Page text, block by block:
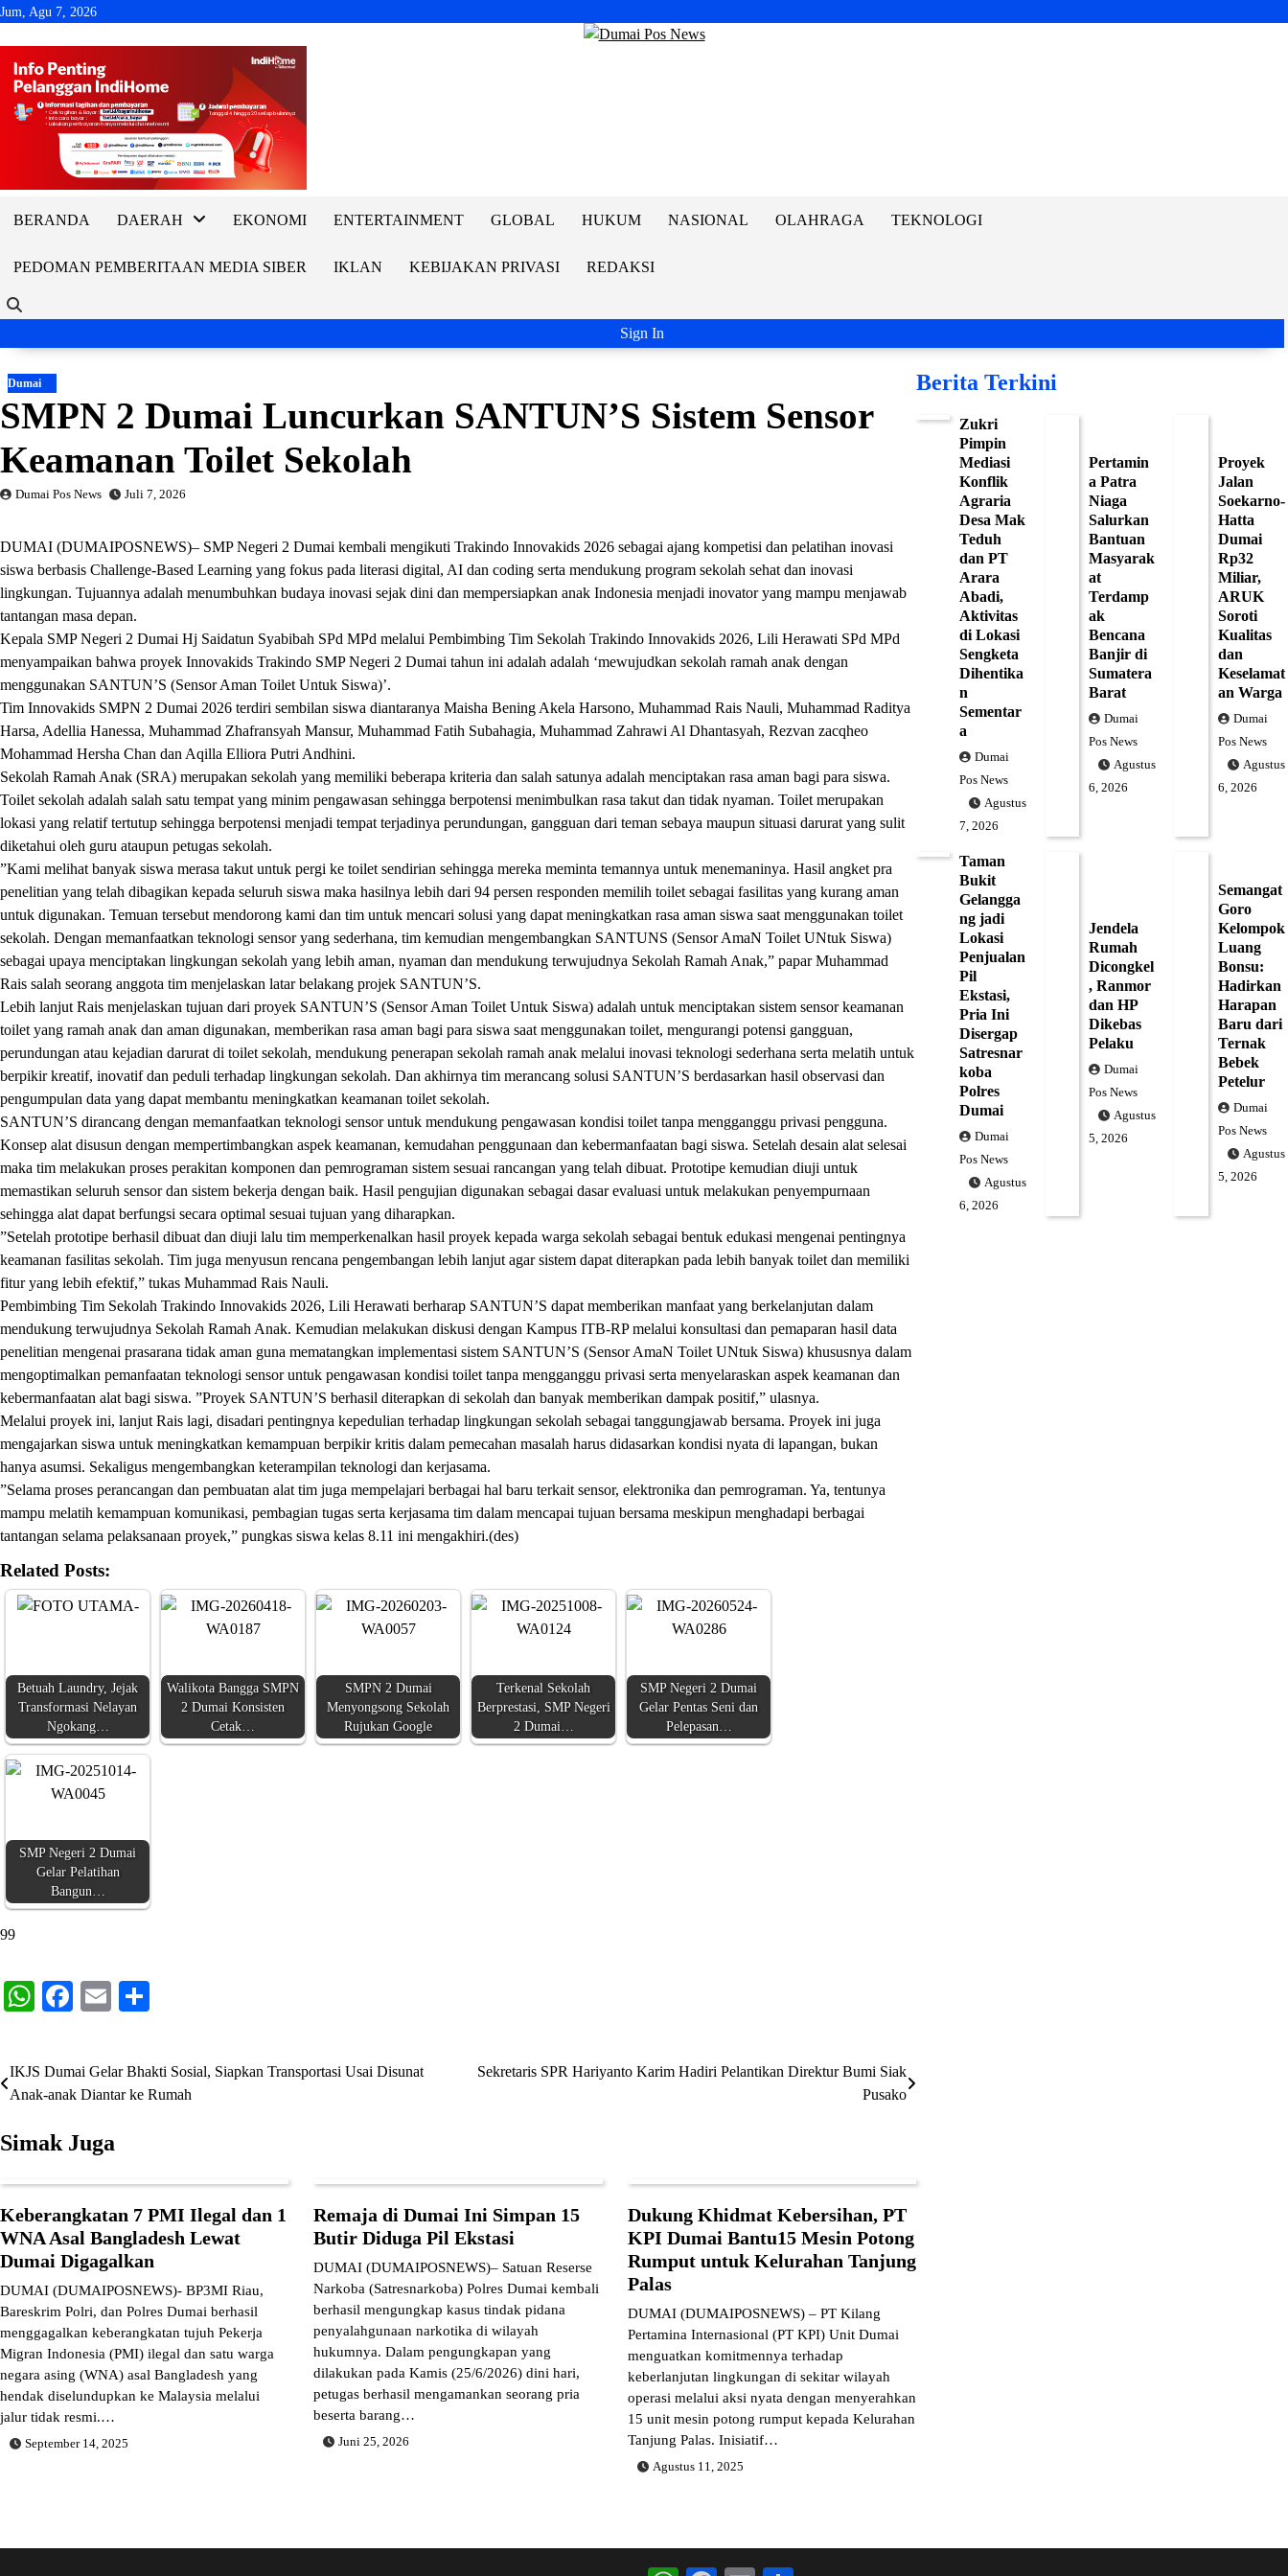
Skip
Jum, Agu 7, 2026
BERANDA DAERAH EKONOMI ENTERTAINMENT GLOBAL HUKUM NASIONAL OLAHRAGA TEKNOLOGI
PEDOMAN PEMBERITAAN MEDIA SIBER IKLAN KEBIJAKAN PRIVASI REDAKSI
Sign In
Dumai
SMPN 2 Dumai Luncurkan SANTUN’S Sistem Sensor
Keamanan Toilet Sekolah
Dumai Pos News Juli 7, 2026
DUMAI (DUMAIPOSNEWS)– SMP Negeri 2 Dumai kembali mengikuti Trakindo Innovakids 2026 sebagai ajang kompetisi dan pelatihan inovasi
siswa berbasis Challenge-Based Learning yang fokus pada literasi digital, AI dan coding serta mendukung program sekolah sehat dan inovasi
lingkungan. Tujuannya adalah menumbuhkan budaya inovasi sejak dini dan mempersiapkan anak Indonesia menjadi inovator yang mampu menjawab
tantangan masa depan.
Kepala SMP Negeri 2 Dumai Hj Saidatun Syabibah SPd MPd melalui Pembimbing Tim Sekolah Trakindo Innovakids 2026, Lili Herawati SPd MPd
menyampaikan bahwa proyek Innovakids Trakindo SMP Negeri 2 Dumai tahun ini adalah adalah ‘mewujudkan sekolah ramah anak dengan
menggunakan SANTUN’S (Sensor Aman Toilet Untuk Siswa)’.
Tim Innovakids SMPN 2 Dumai 2026 terdiri sembilan siswa diantaranya Maisha Bening Akela Harsono, Muhammad Rais Nauli, Muhammad Raditya
Harsa, Adellia Hanessa, Muhammad Zhafransyah Mansur, Muhammad Fatih Subahagia, Muhammad Zahrawi Al Dhantasyah, Rezvan zacqheo
Mohammad Hersha Chan dan Aqilla Elliora Putri Andhini.
Sekolah Ramah Anak (SRA) merupakan sekolah yang memiliki beberapa kriteria dan salah satunya adalah menciptakan rasa aman bagi para siswa.
Toilet sekolah adalah salah satu tempat yang minim pengawasan sehingga berpotensi menimbulkan rasa takut dan tidak nyaman. Toilet merupakan
lokasi yang relatif tertutup sehingga berpotensi menjadi tempat terjadinya perundungan, gangguan dari teman sebaya maupun situasi darurat yang sulit
diketahui oleh guru ataupun petugas sekolah.
”Kami melihat banyak siswa merasa takut untuk pergi ke toilet sendirian sehingga mereka meminta temannya untuk menemaninya. Hasil angket pra
penelitian yang telah dibagikan kepada seluruh siswa maka hasilnya lebih dari 94 persen responden memilih toilet sebagai fasilitas yang kurang aman
untuk digunakan. Temuan tersebut mendorong kami dan tim untuk mencari solusi yang dapat meningkatkan rasa aman siswa saat menggunakan toilet
sekolah. Dengan memanfaatkan teknologi sensor yang sederhana, tim kemudian mengembangkan SANTUNS (Sensor AmaN Toilet UNtuk Siswa)
sebagai upaya menciptakan lingkungan sekolah yang lebih aman, nyaman dan mendukung terwujudnya Sekolah Ramah Anak,” papar Muhammad
Rais salah seorang anggota tim menjelaskan latar belakang projek SANTUN’S.
Lebih lanjut Rais menjelaskan tujuan dari proyek SANTUN’S (Sensor Aman Toilet Untuk Siswa) adalah untuk menciptakan sistem sensor keamanan
toilet yang ramah anak dan aman digunakan, memberikan rasa aman bagi para siswa saat menggunakan toilet, mengurangi potensi gangguan,
perundungan atau kejadian darurat di toilet sekolah, mendukung penerapan sekolah ramah anak melalui inovasi teknologi sederhana serta melatih untuk
berpikir kreatif, inovatif dan peduli terhadap lingkungan sekolah. Dan akhirnya tim merancang solusi SANTUN’S berdasarkan hasil observasi dan
pengumpulan data yang dapat membantu meningkatkan keamanan toilet sekolah.
SANTUN’S dirancang dengan memanfaatkan teknologi sensor untuk mendukung pengawasan kondisi toilet tanpa mengganggu privasi pengguna.
Konsep alat disusun dengan mempertimbangkan aspek keamanan, kemudahan penggunaan dan kebermanfaatan bagi siswa. Setelah desain alat selesai
maka tim melakukan proses perakitan komponen dan pemrograman sistem sesuai rancangan yang telah dibuat. Prototipe kemudian diuji untuk
memastikan seluruh sensor dan sistem bekerja dengan baik. Hasil pengujian digunakan sebagai dasar evaluasi untuk melakukan penyempurnaan
sehingga alat dapat berfungsi secara optimal sesuai tujuan yang diharapkan.
”Setelah prototipe berhasil dibuat dan diuji lalu tim memperkenalkan hasil proyek kepada warga sekolah sebagai bentuk edukasi mengenai pentingnya
keamanan fasilitas sekolah. Tim juga menyusun rencana pengembangan lebih lanjut agar sistem dapat diterapkan pada lebih banyak toilet dan memiliki
fitur yang lebih efektif,” tukas Muhammad Rais Nauli.
Pembimbing Tim Sekolah Trakindo Innovakids 2026, Lili Herawati berharap SANTUN’S dapat memberikan manfaat yang berkelanjutan dalam
mendukung terwujudnya Sekolah Ramah Anak. Kemudian melakukan diskusi dengan Kampus ITB-RP melalui konsultasi dan pemaparan hasil data
penelitian mengenai prasarana tidak aman guna mematangkan implementasi sistem SANTUN’S (Sensor AmaN Toilet UNtuk Siswa) khususnya dalam
mengoptimalkan pemanfaatan teknologi sensor untuk pengawasan kondisi toilet tanpa mengganggu privasi serta menyelaraskan aspek keamanan dan
kebermanfaatan alat bagi siswa. ”Proyek SANTUN’S berhasil diterapkan di sekolah dan banyak memberikan dampak positif,” ulasnya.
Melalui proyek ini, lanjut Rais lagi, disadari pentingnya kepedulian terhadap lingkungan sekolah sebagai tanggungjawab bersama. Proyek ini juga
mengajarkan siswa untuk meningkatkan kemampuan berpikir kritis dalam pemecahan masalah harus didasarkan kondisi nyata di lapangan, bukan
hanya asumsi. Sekaligus mengembangkan keterampilan teknologi dan kerjasama.
”Selama proses perancangan dan pembuatan alat tim juga mempelajari berbagai hal baru terkait sensor, elektronika dan pemrograman. Ya, tentunya
mampu melatih kemampuan komunikasi, pembagian tugas serta kerjasama tim dalam mencapai tujuan bersama meskipun menghadapi berbagai
tantangan selama pelaksanaan proyek,” pungkas siswa kelas 8.11 ini mengakhiri.(des)
Related Posts:
Betuah Laundry, Jejak
Transformasi Nelayan
Ngokang…
Walikota Bangga SMPN
2 Dumai Konsisten
Cetak…
SMPN 2 Dumai
Menyongsong Sekolah
Rujukan Google
Terkenal Sekolah
Berprestasi, SMP Negeri
2 Dumai…
SMP Negeri 2 Dumai
Gelar Pentas Seni dan
Pelepasan…
SMP Negeri 2 Dumai
Gelar Pelatihan
Bangun…
99
WhatsApp
Facebook
Email
Navigasi
IKJS Dumai Gelar Bhakti Sosial, Siapkan Transportasi Usai Disunat
Anak-anak Diantar ke Rumah
Sekretaris SPR Hariyanto Karim Hadiri Pelantikan Direktur Bumi Siak
Pusako
Simak Juga
Keberangkatan 7 PMI Ilegal dan 1
WNA Asal Bangladesh Lewat
Dumai Digagalkan
DUMAI (DUMAIPOSNEWS)- BP3MI Riau,
Bareskrim Polri, dan Polres Dumai berhasil
menggagalkan keberangkatan tujuh Pekerja
Migran Indonesia (PMI) ilegal dan satu warga
negara asing (WNA) asal Bangladesh yang
hendak diselundupkan ke Malaysia melalui
jalur tidak resmi.…
September 14, 2025
Remaja di Dumai Ini Simpan 15
Butir Diduga Pil Ekstasi
DUMAI (DUMAIPOSNEWS)– Satuan Reserse
Narkoba (Satresnarkoba) Polres Dumai kembali
berhasil mengungkap kasus tindak pidana
penyalahgunaan narkotika di wilayah
hukumnya. Dalam pengungkapan yang
dilakukan pada Kamis (25/6/2026) dini hari,
petugas berhasil mengamankan seorang pria
beserta barang…
Juni 25, 2026
Dukung Khidmat Kebersihan, PT
KPI Dumai Bantu15 Mesin Potong
Rumput untuk Kelurahan Tanjung
Palas
DUMAI (DUMAIPOSNEWS) – PT Kilang
Pertamina Internasional (PT KPI) Unit Dumai
menguatkan komitmennya terhadap
keberlanjutan lingkungan di sekitar wilayah
operasi melalui aksi nyata dengan menyerahkan
15 unit mesin potong rumput kepada Kelurahan
Tanjung Palas. Inisiatif…
Agustus 11, 2025
Berita Terkini
Zukri
Pimpin
Mediasi
Konflik
Agraria
Desa Mak
Teduh
dan PT
Arara
Abadi,
Aktivitas
di Lokasi
Sengketa
Dihentika
n
Sementar
a
Dumai
Pos News
Agustus
7, 2026
Pertamin
a Patra
Niaga
Salurkan
Bantuan
Masyarak
at
Terdamp
ak
Bencana
Banjir di
Sumatera
Barat
Dumai
Pos News
Agustus
6, 2026
Proyek
Jalan
Soekarno-
Hatta
Dumai
Rp32
Miliar,
ARUK
Soroti
Kualitas
dan
Keselamat
an Warga
Dumai
Pos News
Agustus
6, 2026
Taman
Bukit
Gelangga
ng jadi
Lokasi
Penjualan
Pil
Ekstasi,
Pria Ini
Disergap
Satresnar
koba
Polres
Dumai
Dumai
Pos News
Agustus
6, 2026
Jendela
Rumah
Dicongkel
, Ranmor
dan HP
Dikebas
Pelaku
Dumai
Pos News
Agustus
5, 2026
Semangat
Goro
Kelompok
Luang
Bonsu:
Hadirkan
Harapan
Baru dari
Ternak
Bebek
Petelur
Dumai
Pos News
Agustus
5, 2026